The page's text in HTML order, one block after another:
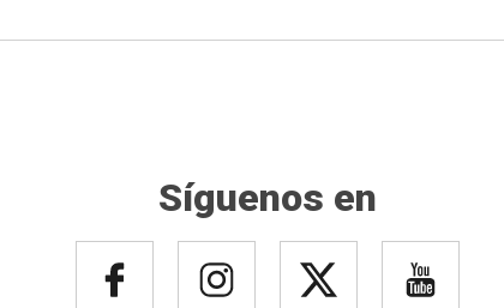
Síguenos en